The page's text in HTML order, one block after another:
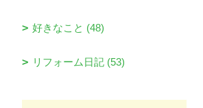
好きなこと (48)
リフォーム日記 (53)